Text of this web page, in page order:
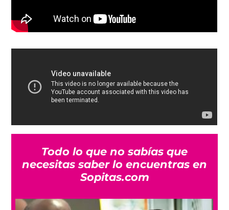
Todo lo que no sabías que
necesitas saber lo encuentras en
Sopitas.com